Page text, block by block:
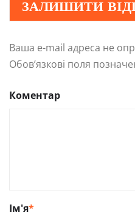
ЗАЛИШИТИ
Ваша e-mail адреса не
Обов’язкові поля
Коментар
Ім'я*